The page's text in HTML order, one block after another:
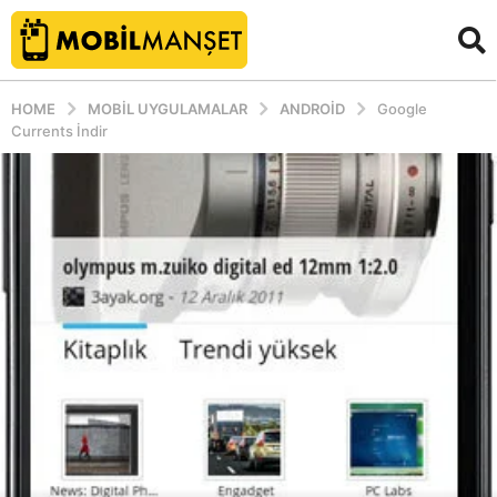
HOME MOBIL UYGULAMALAR ANDROID
Google
Currents İndir